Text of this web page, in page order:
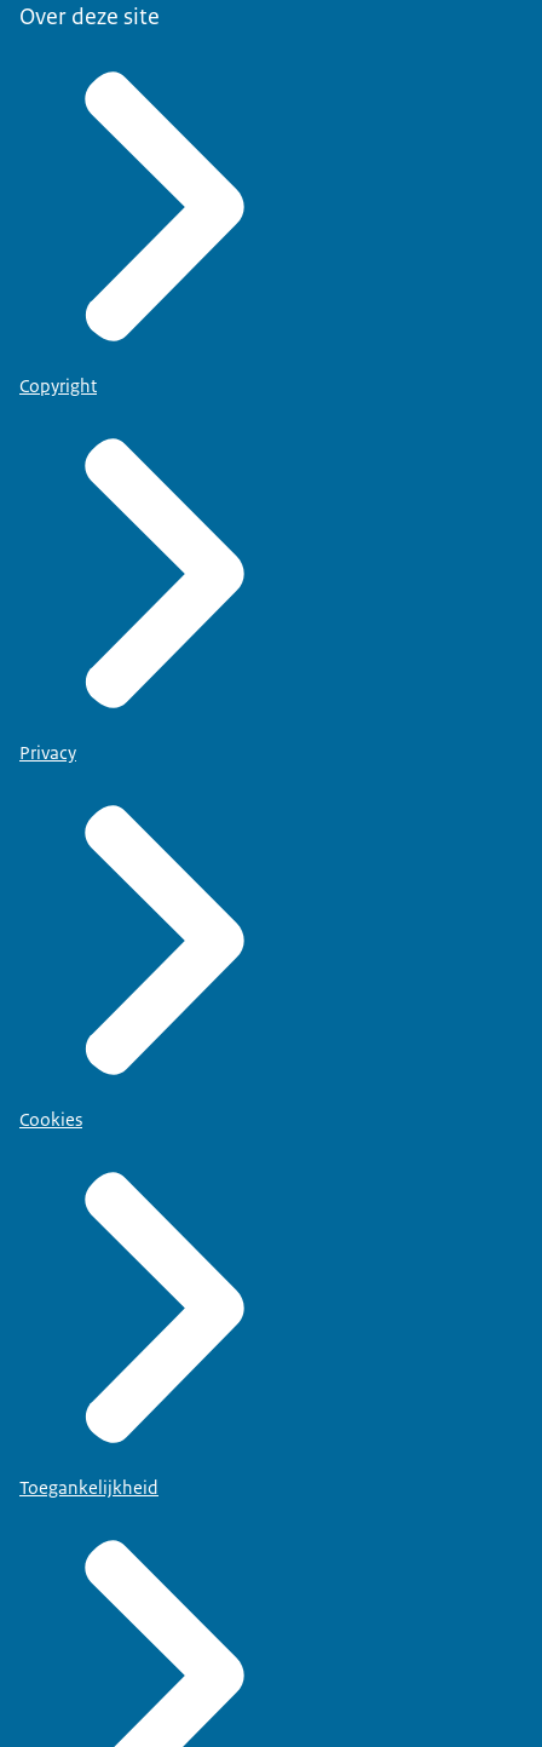
Over deze site
Copyright
Privacy
Cookies
Toegankelijkheid